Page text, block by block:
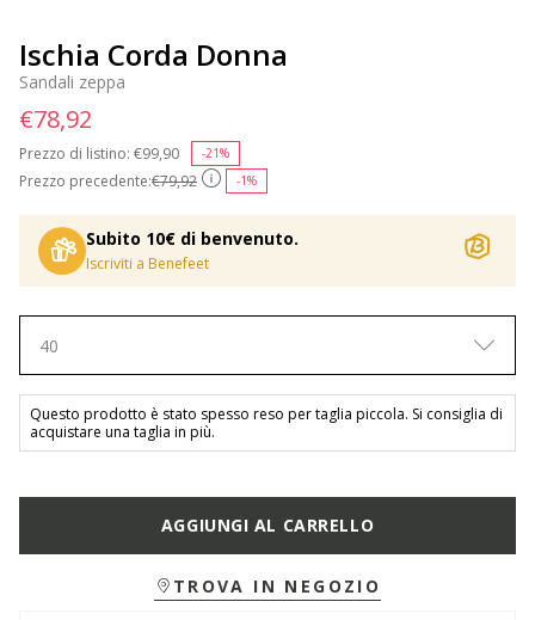
Ischia Corda Donna
Sandali zeppa
Prezzo precedente:€79,92 -1%
Prezzo di listino: Price reduced from
€99,90 -21%
€78,92
Subito 10€ di benvenuto.
Iscriviti a Benefeet
40
Questo prodotto è stato spesso reso per taglia piccola. Si consiglia di
acquistare una taglia in più.
AGGIUNGI AL CARRELLO
TROVA IN NEGOZIO